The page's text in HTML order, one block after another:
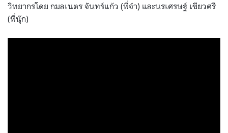
วิทยากรโดย กมลเนตร จันทร์แก้ว (พี่จ๋า) และนรเศรษฐ์ เขียวศรี
(พี่นุ๊ก)